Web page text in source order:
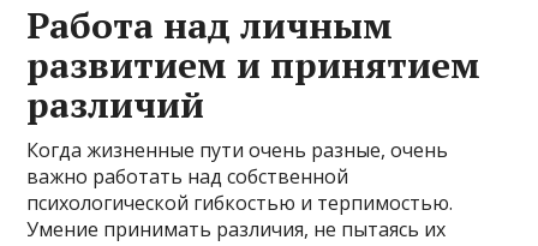
Работа над личным
развитием и принятием
различий
Когда жизненные пути очень разные, очень
важно работать над собственной
психологической гибкостью и терпимостью.
Умение принимать различия, не пытаясь их